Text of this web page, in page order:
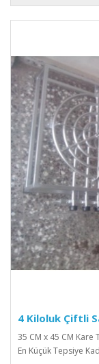
4 Kiloluk Çiftli
35 CM x 45 CM Kare
En Küçük Tepsiye